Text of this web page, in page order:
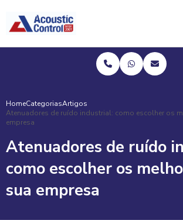
HomeCategoriasArtigos
Atenuadores de ruído industrial: como escolher os
empresa
Atenuadores de ruído
como escolher os
sua empresa